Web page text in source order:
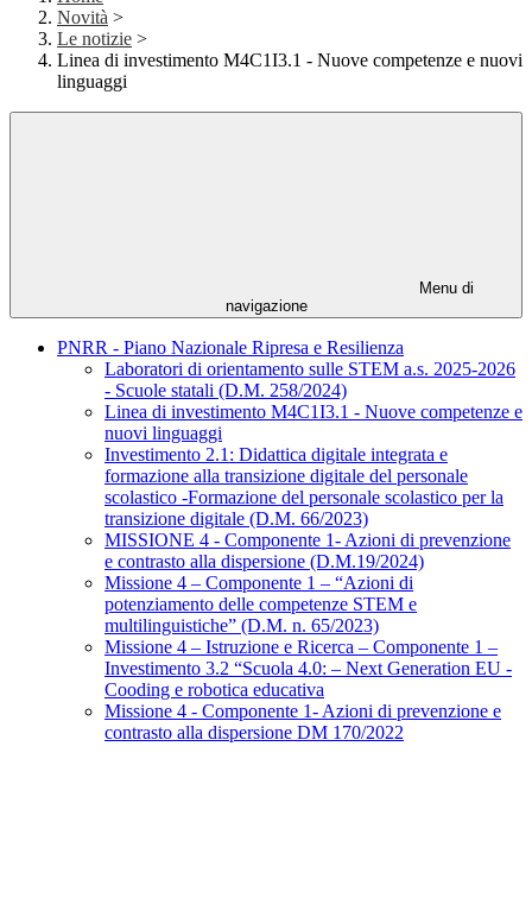
Novità >
Le notizie >
Linea di investimento M4C1I3.1 - Nuove competenze e nuovi
linguaggi
Menu di
navigazione
PNRR - Piano Nazionale Ripresa e Resilienza
Laboratori di orientamento sulle STEM a.s. 2025-2026
- Scuole statali (D.M. 258/2024)
Linea di investimento M4C1I3.1 - Nuove competenze e
nuovi linguaggi
Investimento 2.1: Didattica digitale integrata e
formazione alla transizione digitale del personale
scolastico -Formazione del personale scolastico per la
transizione digitale (D.M. 66/2023)
MISSIONE 4 - Componente 1- Azioni di prevenzione
e contrasto alla dispersione (D.M.19/2024)
Missione 4 – Componente 1 – “Azioni di
potenziamento delle competenze STEM e
multilinguistiche” (D.M. n. 65/2023)
Missione 4 – Istruzione e Ricerca – Componente 1 –
Investimento 3.2 “Scuola 4.0: – Next Generation EU -
Cooding e robotica educativa
Missione 4 - Componente 1- Azioni di prevenzione e
contrasto alla dispersione DM 170/2022